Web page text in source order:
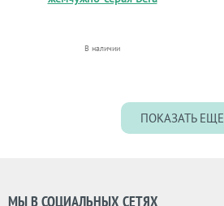
В наличии
ПОКАЗАТЬ ЕЩЕ
МЫ В СОЦИАЛЬНЫХ СЕТЯХ